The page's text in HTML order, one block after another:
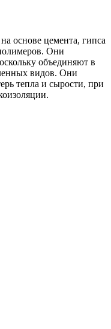
основе цемента, гипса
Они
объединяют в
видов. Они
тепла и сырости, при